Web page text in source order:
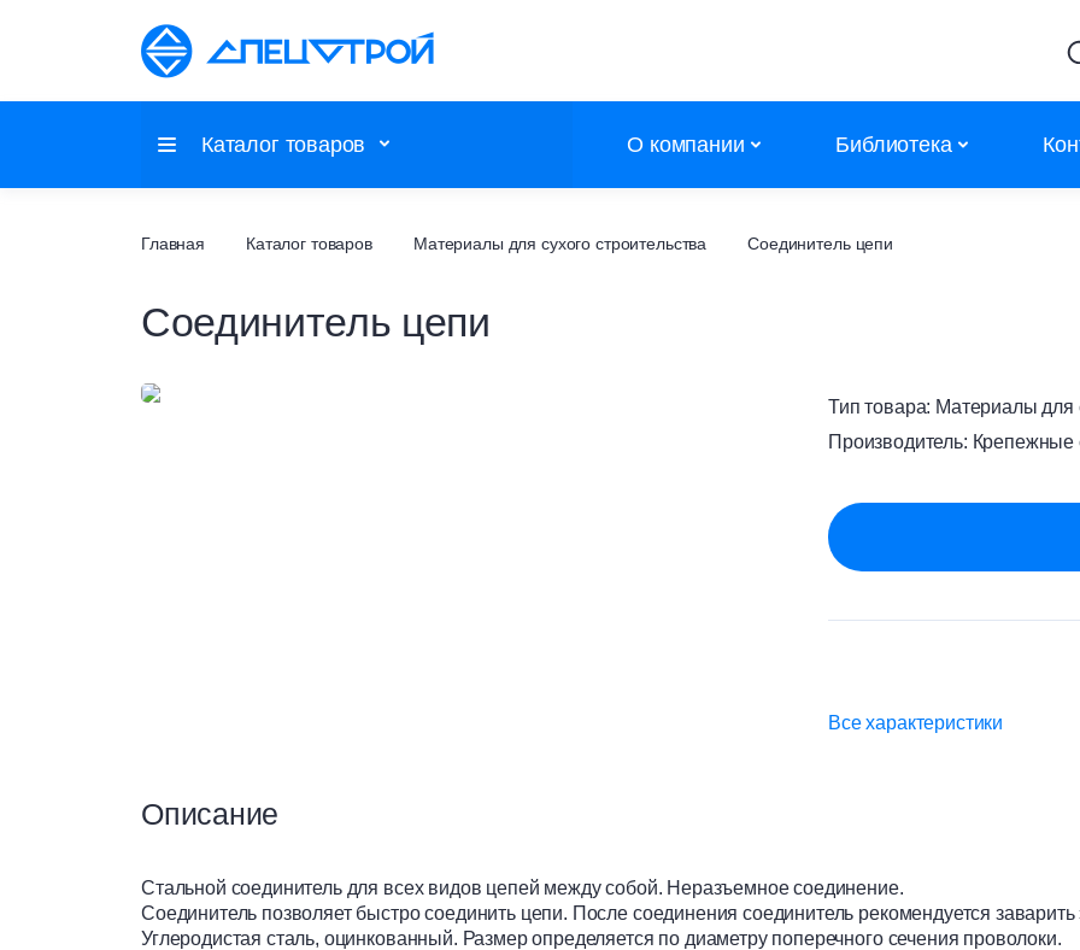
Каталог товаров
Настенные покрытия
О компании
Объекты
Библиотека
Сертификаты
Каталоги
Главная Каталог товаров Материалы для сухого строительства Соединитель цепи
Соединитель цепи
Тип товара: Материалы для
Производитель: Крепежные
Все характеристики
Описание
Стальной соединитель для всех видов цепей между собой. Неразъемное соединение.
Соединитель позволяет быстро соединить цепи. После соединения соединитель рекомендуется заварить
Углеродистая сталь, оцинкованный. Размер определяется по диаметру поперечного сечения проволоки.